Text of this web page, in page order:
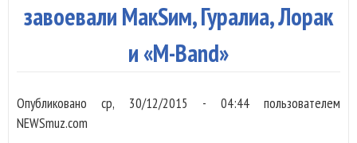
завоевали МакSим, Гуралиа, Лорак
и «M-Band»
Опубликованоср, 30/12/2015 - 04:44пользователем
NEWSmuz.com